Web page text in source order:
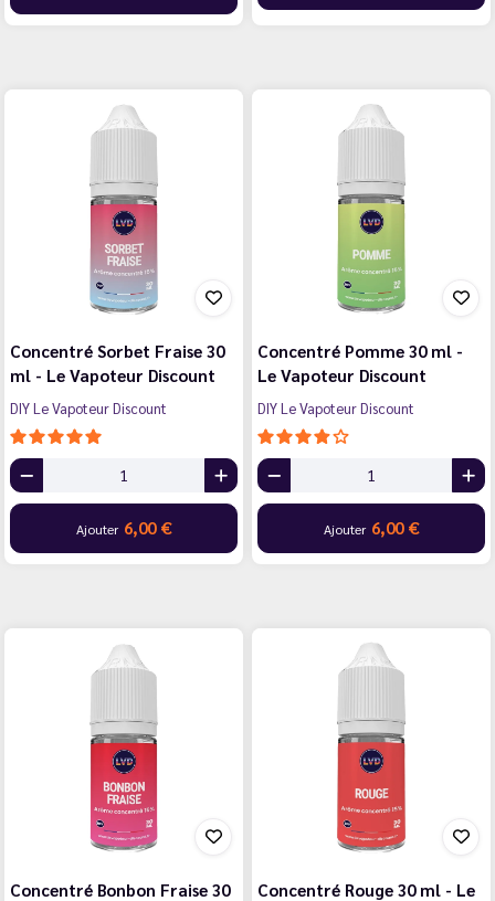
Concentré Sorbet Fraise 30
ml - Le Vapoteur Discount
DIY Le Vapoteur Discount
Ajouter 6,00 €
Concentré Pomme 30 ml -
Le Vapoteur Discount
DIY Le Vapoteur Discount
Ajouter 6,00 €
Concentré Bonbon Fraise 30
Concentré Rouge 30 ml - Le